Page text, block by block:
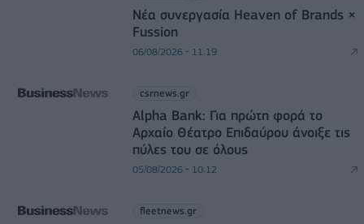
Νέα συνεργασία Heaven of Brands ×
Fussion
06/08/2026 - 11:19
csrnews.gr
Alpha Bank: Για πρώτη φορά το
Αρχαίο Θέατρο Επιδαύρου άνοιξε τις
πύλες του σε όλους
05/08/2026 - 10:12
fleetnews.gr